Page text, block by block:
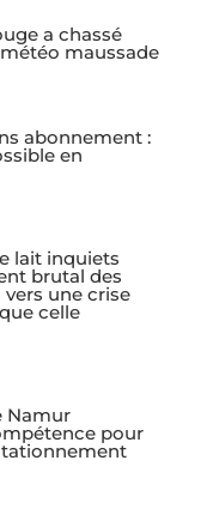
a chassé
maussade
abonnement :
en
lait inquiets
brutal des
vers une crise
celle
Namur
pour